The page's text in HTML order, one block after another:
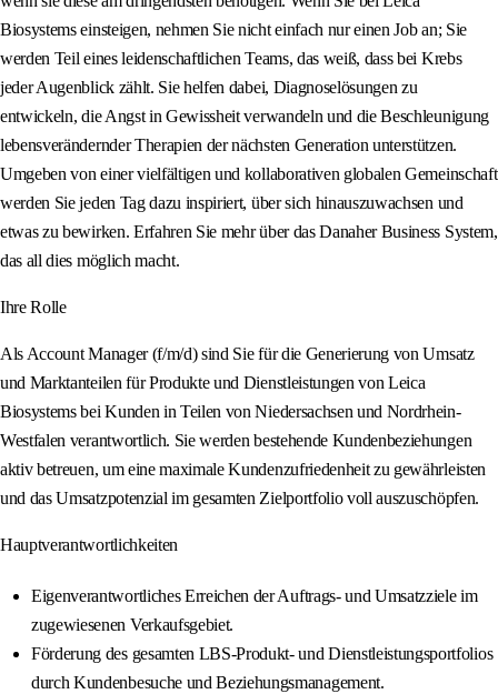
Biosystems einsteigen, nehmen Sie nicht einfach nur einen Job an; Sie
werden Teil eines leidenschaftlichen Teams, das weiß, dass bei Krebs
jeder Augenblick zählt. Sie helfen dabei, Diagnoselösungen zu
entwickeln, die Angst in Gewissheit verwandeln und die Beschleunigung
lebensverändernder Therapien der nächsten Generation unterstützen.
Umgeben von einer vielfältigen und kollaborativen globalen Gemeinschaft
werden Sie jeden Tag dazu inspiriert, über sich hinauszuwachsen und
etwas zu bewirken. Erfahren Sie mehr über das Danaher Business System,
das all dies möglich macht.
Ihre Rolle
Als Account Manager (f/m/d) sind Sie für die Generierung von Umsatz
und Marktanteilen für Produkte und Dienstleistungen von Leica
Biosystems bei Kunden in Teilen von Niedersachsen und Nordrhein-
Westfalen verantwortlich. Sie werden bestehende Kundenbeziehungen
aktiv betreuen, um eine maximale Kundenzufriedenheit zu gewährleisten
und das Umsatzpotenzial im gesamten Zielportfolio voll auszuschöpfen.
Hauptverantwortlichkeiten
Eigenverantwortliches Erreichen der Auftrags- und Umsatzziele im
zugewiesenen Verkaufsgebiet.
Förderung des gesamten LBS-Produkt- und Dienstleistungsportfolios
durch Kundenbesuche und Beziehungsmanagement.